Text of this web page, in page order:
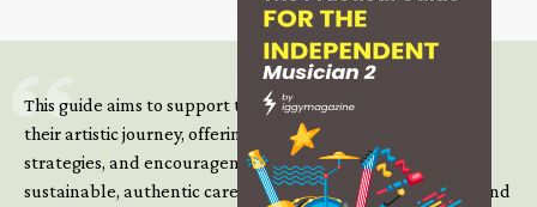
This guide aims to support those climbing the next steps of
their artistic journey, offering practical insight, updated
strategies, and encouragement to continue building
sustainable, authentic careers in an increasingly complex and